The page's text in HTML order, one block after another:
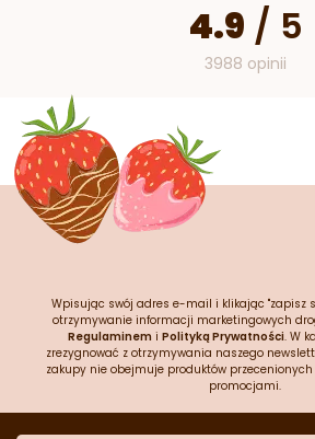
4.9 / 5
3988 opinii
Wpisując swój adres e-mail i klikając "zapisz
otrzymywanie informacji marketingowych
Regulaminem i Polityką Prywatności. W
zrezygnować z otrzymywania naszego
zakupy nie obejmuje produktów
promocjami.